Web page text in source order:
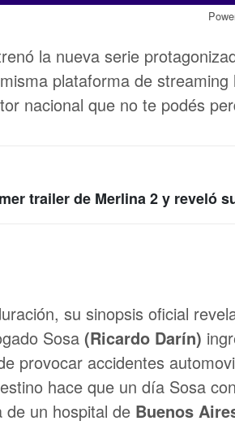
la nueva serie
plataforma de streaming
nacional que no te podés
trailer de Merlina 2 y reveló
su sinopsis oficial
Sosa (Ricardo Darín)
provocar accidentes
hace que un día Sosa
de un hospital de Buenos